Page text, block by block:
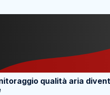
qualità aria